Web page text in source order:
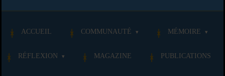
ACCUEIL COMMUNAUTÉ MÉMOIRE
RÉFLEXION MAGAZINE PUBLICATIONS